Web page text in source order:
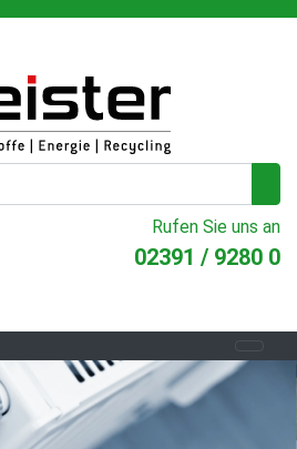
Rufen Sie uns an
02391 / 9280 0